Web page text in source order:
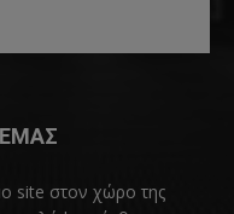
site στον χώρο της